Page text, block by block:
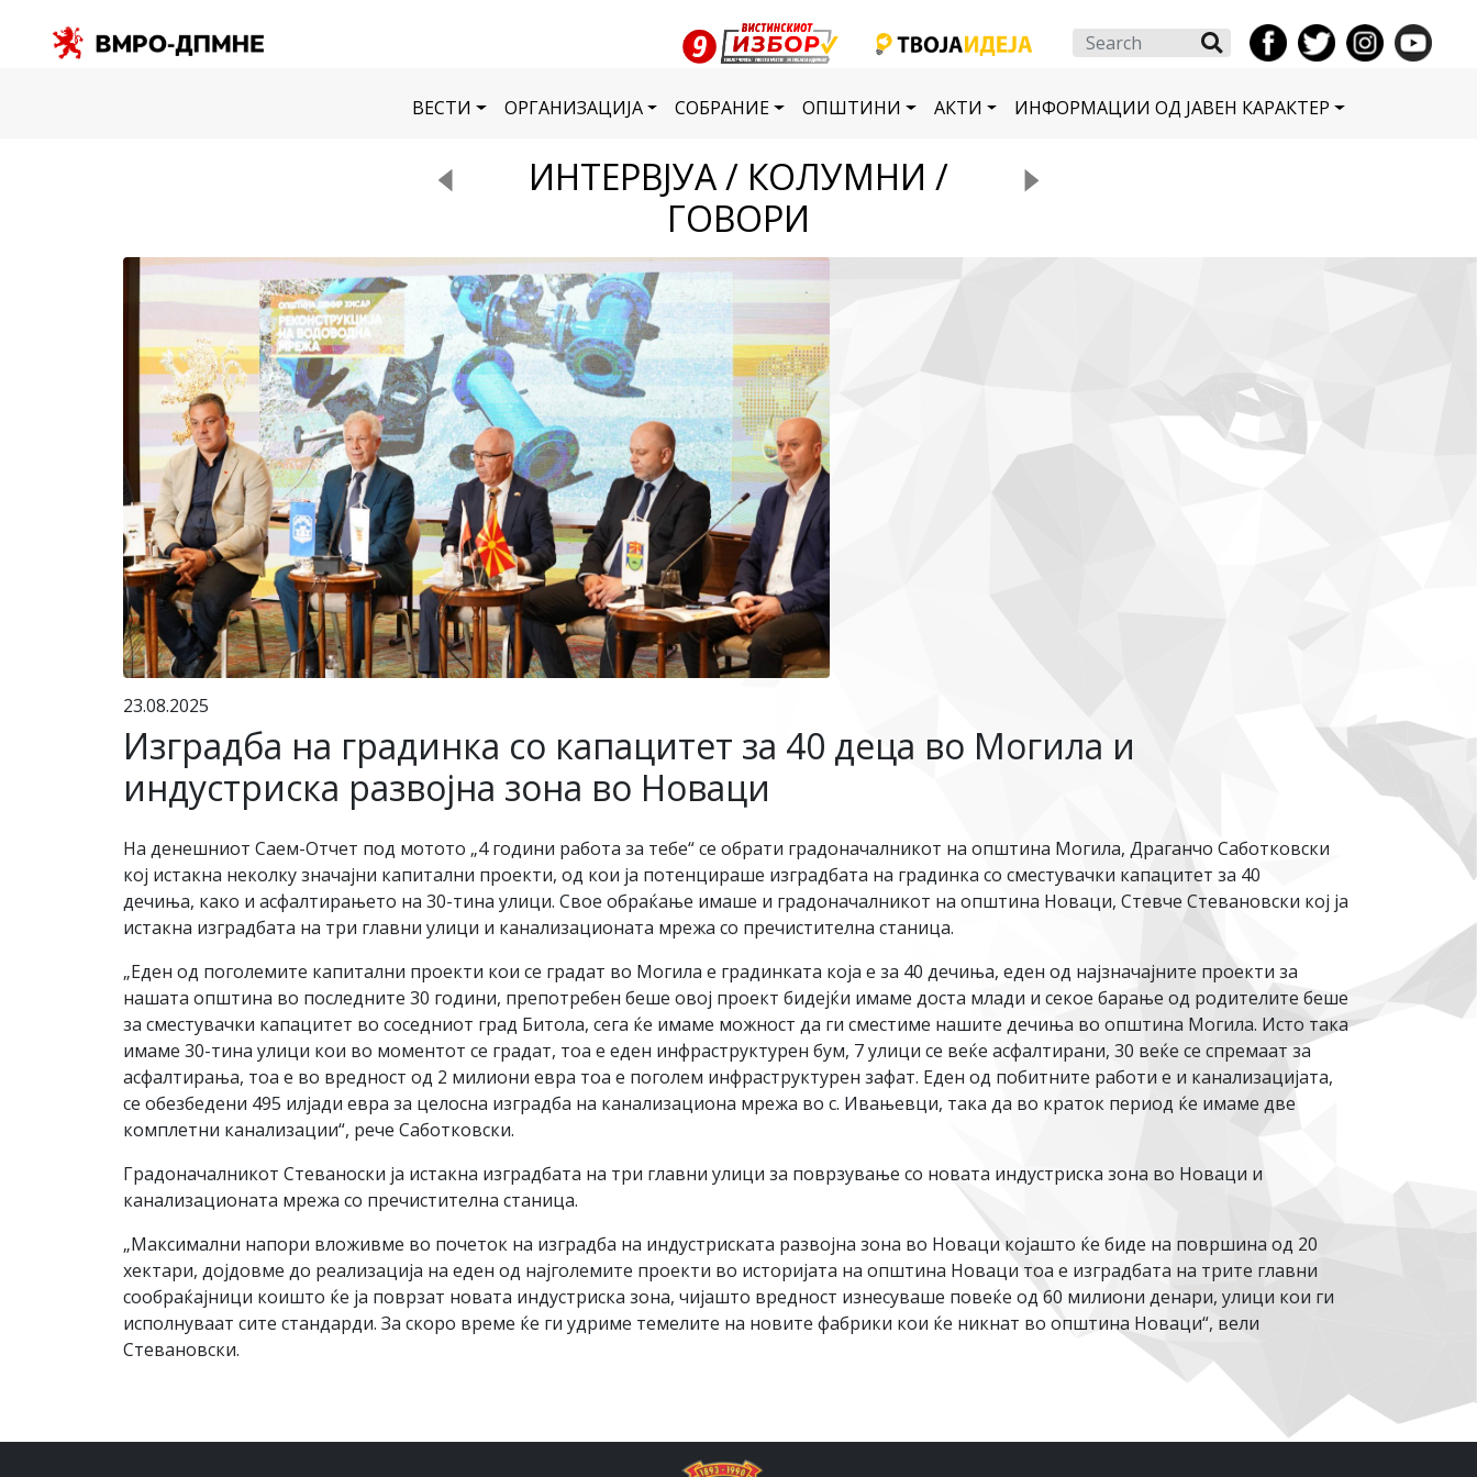
Search
ВЕСТИ ОРГАНИЗАЦИЈА СОБРАНИЕ ОПШТИНИ АКТИ ИНФОРМАЦИИ ОД ЈАВЕН КАРАКТЕР
ИНТЕРВЈУА / КОЛУМНИ /
ГОВОРИ
23.08.2025
Изградба на градинка со капацитет за 40 деца во Могила и
индустриска развојна зона во Новаци
На денешниот Саем-Отчет под мотото „4 години работа за тебе“ се обрати градоначалникот на општина Могила, Драганчо Саботковски
кој истакна неколку значајни капитални проекти, од кои ја потенцираше изградбата на градинка со сместувачки капацитет за 40
дечиња, како и асфалтирањето на 30-тина улици. Свое обраќање имаше и градоначалникот на општина Новаци, Стевче Стевановски кој ја
истакна изградбата на три главни улици и канализационата мрежа со пречистителна станица.
„Еден од поголемите капитални проекти кои се градат во Могила е градинката која е за 40 дечиња, еден од најзначајните проекти за
нашата општина во последните 30 години, препотребен беше овој проект бидејќи имаме доста млади и секое барање од родителите беше
за сместувачки капацитет во соседниот град Битола, сега ќе имаме можност да ги сместиме нашите дечиња во општина Могила. Исто така
имаме 30-тина улици кои во моментот се градат, тоа е еден инфраструктурен бум, 7 улици се веќе асфалтирани, 30 веќе се спремаат за
асфалтирања, тоа е во вредност од 2 милиони евра тоа е поголем инфраструктурен зафат. Еден од побитните работи е и канализацијата,
се обезбедени 495 илјади евра за целосна изградба на канализациона мрежа во с. Ивањевци, така да во краток период ќе имаме две
комплетни канализации“, рече Саботковски.
Градоначалникот Стеваноски ја истакна изградбата на три главни улици за поврзување со новата индустриска зона во Новаци и
канализационата мрежа со пречистителна станица.
„Максимални напори вложивме во почеток на изградба на индустриската развојна зона во Новаци којашто ќе биде на површина од 20
хектари, дојдовме до реализација на еден од најголемите проекти во историјата на општина Новаци тоа е изградбата на трите главни
сообраќајници коишто ќе ја поврзат новата индустриска зона, чијашто вредност изнесуваше повеќе од 60 милиони денари, улици кои ги
исполнуваат сите стандарди. За скоро време ќе ги удриме темелите на новите фабрики кои ќе никнат во општина Новаци“, вели
Стевановски.